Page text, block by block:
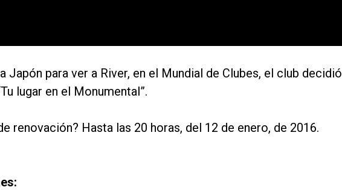
Japón para ver a River, en el Mundial de Clubes, el club decidió
lugar en el Monumental”.
renovación? Hasta las 20 horas, del 12 de enero, de 2016.